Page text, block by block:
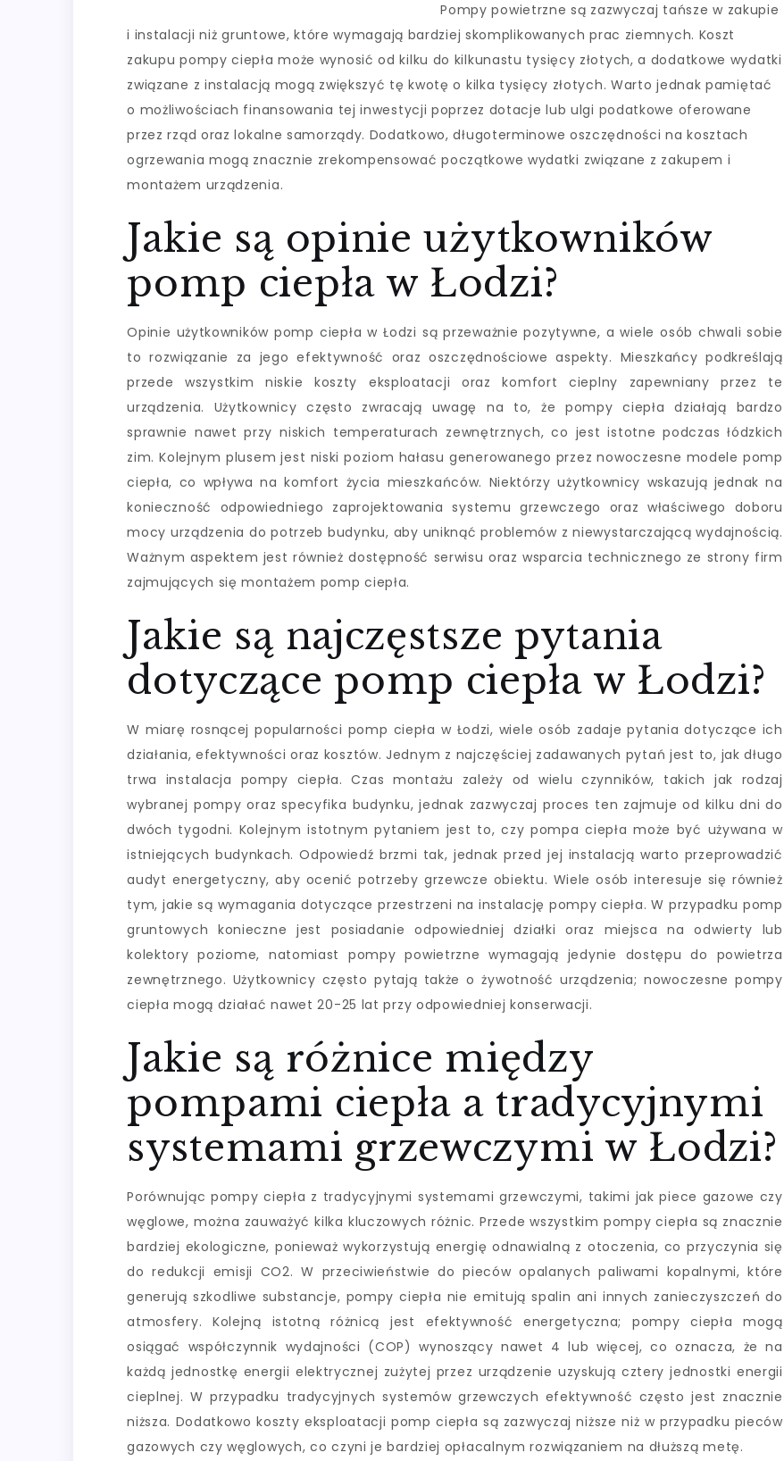
Pompy powietrzne są zazwyczaj tańsze w zakupie
i instalacji niż gruntowe, które wymagają bardziej skomplikowanych prac ziemnych. Koszt
zakupu pompy ciepła może wynosić od kilku do kilkunastu tysięcy złotych, a dodatkowe wydatki
związane z instalacją mogą zwiększyć tę kwotę o kilka tysięcy złotych. Warto jednak pamiętać
o możliwościach finansowania tej inwestycji poprzez dotacje lub ulgi podatkowe oferowane
przez rząd oraz lokalne samorządy. Dodatkowo, długoterminowe oszczędności na kosztach
ogrzewania mogą znacznie zrekompensować początkowe wydatki związane z zakupem i
montażem urządzenia.
Jakie są opinie użytkowników
pomp ciepła w Łodzi?
Opinie użytkowników pomp ciepła w Łodzi są przeważnie pozytywne, a wiele osób chwali sobie
to rozwiązanie za jego efektywność oraz oszczędnościowe aspekty. Mieszkańcy podkreślają
przede wszystkim niskie koszty eksploatacji oraz komfort cieplny zapewniany przez te
urządzenia. Użytkownicy często zwracają uwagę na to, że pompy ciepła działają bardzo
sprawnie nawet przy niskich temperaturach zewnętrznych, co jest istotne podczas łódzkich
zim. Kolejnym plusem jest niski poziom hałasu generowanego przez nowoczesne modele pomp
ciepła, co wpływa na komfort życia mieszkańców. Niektórzy użytkownicy wskazują jednak na
konieczność odpowiedniego zaprojektowania systemu grzewczego oraz właściwego doboru
mocy urządzenia do potrzeb budynku, aby uniknąć problemów z niewystarczającą wydajnością.
Ważnym aspektem jest również dostępność serwisu oraz wsparcia technicznego ze strony firm
zajmujących się montażem pomp ciepła.
Jakie są najczęstsze pytania
dotyczące pomp ciepła w Łodzi?
W miarę rosnącej popularności pomp ciepła w Łodzi, wiele osób zadaje pytania dotyczące ich
działania, efektywności oraz kosztów. Jednym z najczęściej zadawanych pytań jest to, jak długo
trwa instalacja pompy ciepła. Czas montażu zależy od wielu czynników, takich jak rodzaj
wybranej pompy oraz specyfika budynku, jednak zazwyczaj proces ten zajmuje od kilku dni do
dwóch tygodni. Kolejnym istotnym pytaniem jest to, czy pompa ciepła może być używana w
istniejących budynkach. Odpowiedź brzmi tak, jednak przed jej instalacją warto przeprowadzić
audyt energetyczny, aby ocenić potrzeby grzewcze obiektu. Wiele osób interesuje się również
tym, jakie są wymagania dotyczące przestrzeni na instalację pompy ciepła. W przypadku pomp
gruntowych konieczne jest posiadanie odpowiedniej działki oraz miejsca na odwierty lub
kolektory poziome, natomiast pompy powietrzne wymagają jedynie dostępu do powietrza
zewnętrznego. Użytkownicy często pytają także o żywotność urządzenia; nowoczesne pompy
ciepła mogą działać nawet 20-25 lat przy odpowiedniej konserwacji.
Jakie są różnice między
pompami ciepła a tradycyjnymi
systemami grzewczymi w Łodzi?
Porównując pompy ciepła z tradycyjnymi systemami grzewczymi, takimi jak piece gazowe czy
węglowe, można zauważyć kilka kluczowych różnic. Przede wszystkim pompy ciepła są znacznie
bardziej ekologiczne, ponieważ wykorzystują energię odnawialną z otoczenia, co przyczynia się
do redukcji emisji CO2. W przeciwieństwie do pieców opalanych paliwami kopalnymi, które
generują szkodliwe substancje, pompy ciepła nie emitują spalin ani innych zanieczyszczeń do
atmosfery. Kolejną istotną różnicą jest efektywność energetyczna; pompy ciepła mogą
osiągać współczynnik wydajności (COP) wynoszący nawet 4 lub więcej, co oznacza, że na
każdą jednostkę energii elektrycznej zużytej przez urządzenie uzyskują cztery jednostki energii
cieplnej. W przypadku tradycyjnych systemów grzewczych efektywność często jest znacznie
niższa. Dodatkowo koszty eksploatacji pomp ciepła są zazwyczaj niższe niż w przypadku pieców
gazowych czy węglowych, co czyni je bardziej opłacalnym rozwiązaniem na dłuższą metę.